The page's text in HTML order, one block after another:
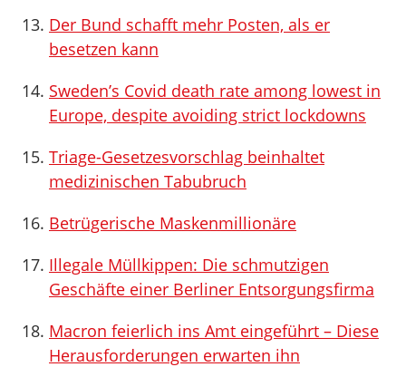
Der Bund schafft mehr Posten, als er
besetzen kann
Sweden’s Covid death rate among lowest in
Europe, despite avoiding strict lockdowns
Triage-Gesetzesvorschlag beinhaltet
medizinischen Tabubruch
Betrügerische Maskenmillionäre
Illegale Müllkippen: Die schmutzigen
Geschäfte einer Berliner Entsorgungsfirma
Macron feierlich ins Amt eingeführt – Diese
Herausforderungen erwarten ihn